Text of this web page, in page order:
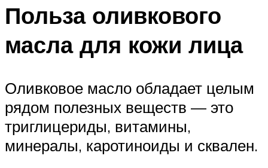
Польза оливкового
масла для кожи лица
Оливковое масло обладает целым
рядом полезных веществ — это
триглицериды, витамины,
минералы, каротиноиды и сквален.